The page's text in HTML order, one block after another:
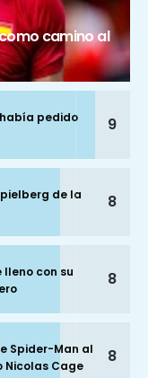
camino al
había pedido
9
de la
8
con su
8
Spider-Man al
Nicolas Cage
8